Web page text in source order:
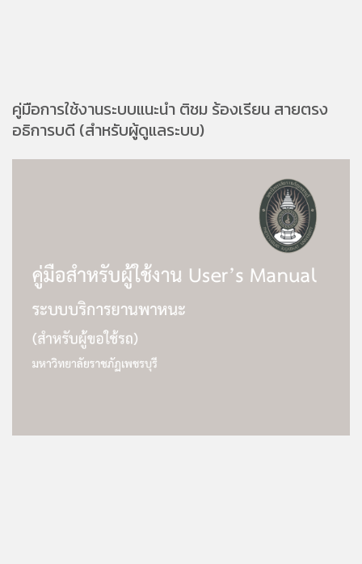
คู่มือการใช้งานระบบแนะนำ ติชม ร้องเรียน สายตรง
อธิการบดี (สำหรับผู้ดูแลระบบ)